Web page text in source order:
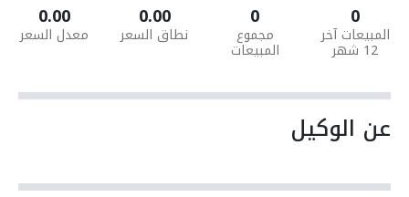
0
المبيعات آخر
12 شهر
0
مجموع
المبيعات
0.00
نطاق السعر
0.00
معدل السعر
عن الوكيل